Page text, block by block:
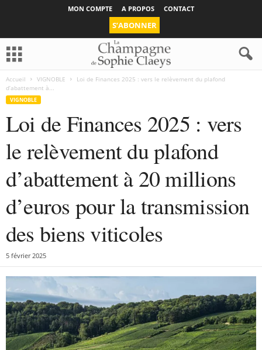
MON COMPTE A PROPOS CONTACT
S’ABONNER
Accueil VIGNOBLE
Loi de Finances 2025 : vers le relèvement du plafond
d’abattement à...
VIGNOBLE
Loi de Finances 2025 : vers
le relèvement du plafond
d’abattement à 20 millions
d’euros pour la transmission
des biens viticoles
5 février 2025